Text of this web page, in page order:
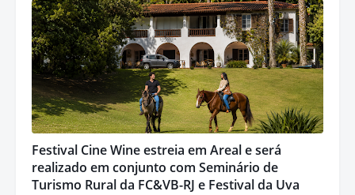
Festival Cine Wine estreia em Areal e será
realizado em conjunto com Seminário de
Turismo Rural da FC&VB-RJ e Festival da Uva